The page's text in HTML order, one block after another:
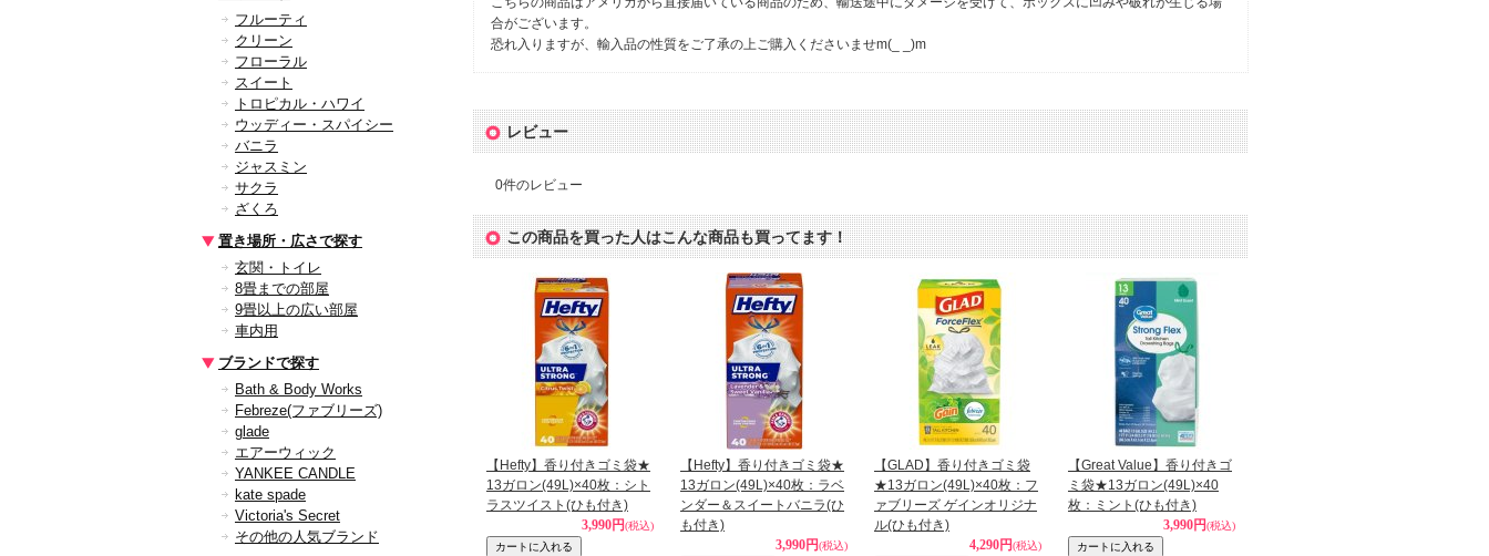
フルーティ
クリーン
フローラル
スイート
トロピカル・ハワイ
ウッディー・スパイシー
バニラ
ジャスミン
サクラ
ざくろ
置き場所・広さで探す
玄関・トイレ
8畳までの部屋
9畳以上の広い部屋
車内用
ブランドで探す
Bath & Body Works
Febreze(ファブリーズ)
glade
エアーウィック
YANKEE CANDLE
kate spade
Victoria's Secret
その他の人気ブランド
合がございます。
恐れ入りますが、輸入品の性質をご了承の上ご購入くださいませm(_ _)m
レビュー
0件のレビュー
この商品を買った人はこんな商品も買ってます！
【Hefty】香り付きゴミ袋★
13ガロン(49L)×40枚：シト
ラスツイスト(ひも付き)
3,990円(税込)
【Hefty】香り付きゴミ袋★
13ガロン(49L)×40枚：ラベ
ンダー＆スイートバニラ(ひ
も付き)
3,990円(税込)
【GLAD】香り付きゴミ袋
★13ガロン(49L)×40枚：フ
ァブリーズ ゲインオリジナ
ル(ひも付き)
4,290円(税込)
【Great Value】香り付きゴ
ミ袋★13ガロン(49L)×40
枚：ミント(ひも付き)
3,990円(税込)